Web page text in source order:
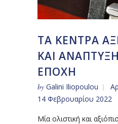
ΤΑ ΚΕΝΤΡΑ
ΚΑΙ
ΕΠΟΧΗ
by Galini Iliopoulou
14 Φεβρουαρίου 2022
Μία ολιστική και